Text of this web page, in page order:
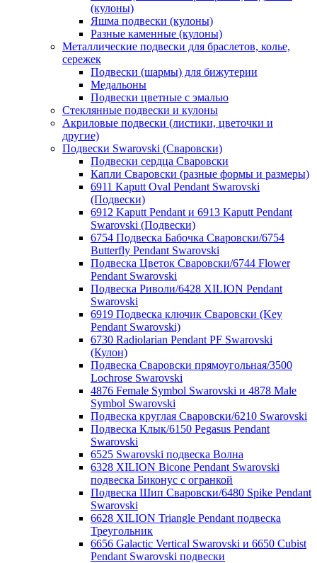
(кулоны)
Яшма подвески (кулоны)
Разные каменные (кулоны)
Металлические подвески для браслетов, колье,
сережек
Подвески (шармы) для бижутерии
Медальоны
Подвески цветные с эмалью
Стеклянные подвески и кулоны
Акриловые подвески (листики, цветочки и
другие)
Подвески Swarovski (Сваровски)
Подвески сердца Сваровски
Капли Сваровски (разные формы и размеры)
6911 Kaputt Oval Pendant Swarovski
(Подвески)
6912 Kaputt Pendant и 6913 Kaputt Pendant
Swarovski (Подвески)
6754 Подвеска Бабочка Сваровски/6754
Butterfly Pendant Swarovski
Подвеска Цветок Сваровски/6744 Flower
Pendant Swarovski
Подвеска Риволи/6428 XILION Pendant
Swarovski
6919 Подвеска ключик Сваровски (Key
Pendant Swarovski)
6730 Radiolarian Pendant PF Swarovski
(Кулон)
Подвеска Сваровски прямоугольная/3500
Lochrose Swarovski
4876 Female Symbol Swarovski и 4878 Male
Symbol Swarovski
Подвеска круглая Сваровски/6210 Swarovski
Подвеска Клык/6150 Pegasus Pendant
Swarovski
6525 Swarovski подвеска Волна
6328 XILION Bicone Pendant Swarovski
подвеска Биконус c огранкой
Подвеска Шип Сваровски/6480 Spike Pendant
Swarovski
6628 XILION Triangle Pendant подвеска
Треугольник
6656 Galactic Vertical Swarovski и 6650 Cubist
Pendant Swarovski подвески